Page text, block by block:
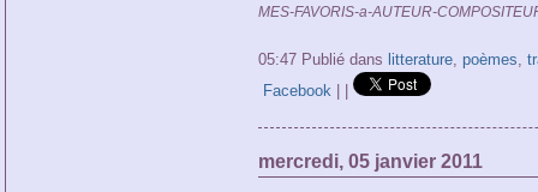
MES-FAVORIS-a-AUTEUR-
05:47 Publié dans litterature, poèmes,
Facebook|
mercredi, 05 janvier 2011